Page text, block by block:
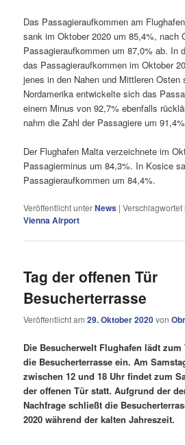
Das Passagieraufkommen am
sank im Oktober 2020 um 85,4%, nach
Passagieraufkommen um 87,0% ab. In
das Passagieraufkommen im Oktober
jenes in den Nahen und Mittleren
Nordamerika entwickelte sich das
einem Minus von 92,7% ebenfalls
nahm die Zahl der Passagiere um
Der Flughafen Malta verzeichnete im
Passagierminus um 84,3%. In Kosice
Passagieraufkommen um 84,4%.
Veröffentlicht unterNews |Verschlagwortet
Vienna Airport
Tag der offenen Tür
Besucherterrasse
Veröffentlicht am29. Oktober 2020von
Die Besucherwelt Flughafen lädt
die Besucherterrasse ein. Am
zwischen 12 und 18 Uhr findet zum
der offenen Tür statt. Aufgrund der
Nachfrage schließt die
2020 während der kalten Jahreszeit.